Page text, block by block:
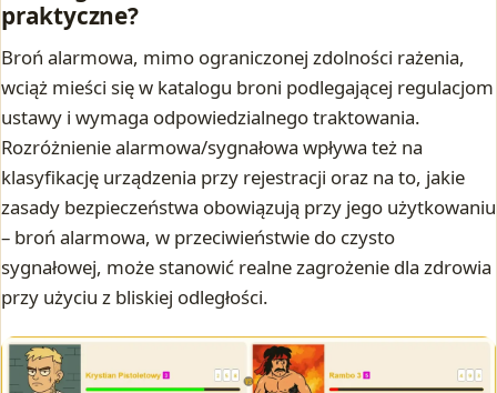
praktyczne?
Broń alarmowa, mimo ograniczonej zdolności rażenia,
wciąż mieści się w katalogu broni podlegającej regulacjom
ustawy i wymaga odpowiedzialnego traktowania.
Rozróżnienie alarmowa/sygnałowa wpływa też na
klasyfikację urządzenia przy rejestracji oraz na to, jakie
zasady bezpieczeństwa obowiązują przy jego użytkowaniu
– broń alarmowa, w przeciwieństwie do czysto
sygnałowej, może stanowić realne zagrożenie dla zdrowia
przy użyciu z bliskiej odległości.